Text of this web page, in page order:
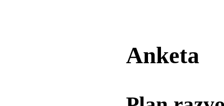
Anketa